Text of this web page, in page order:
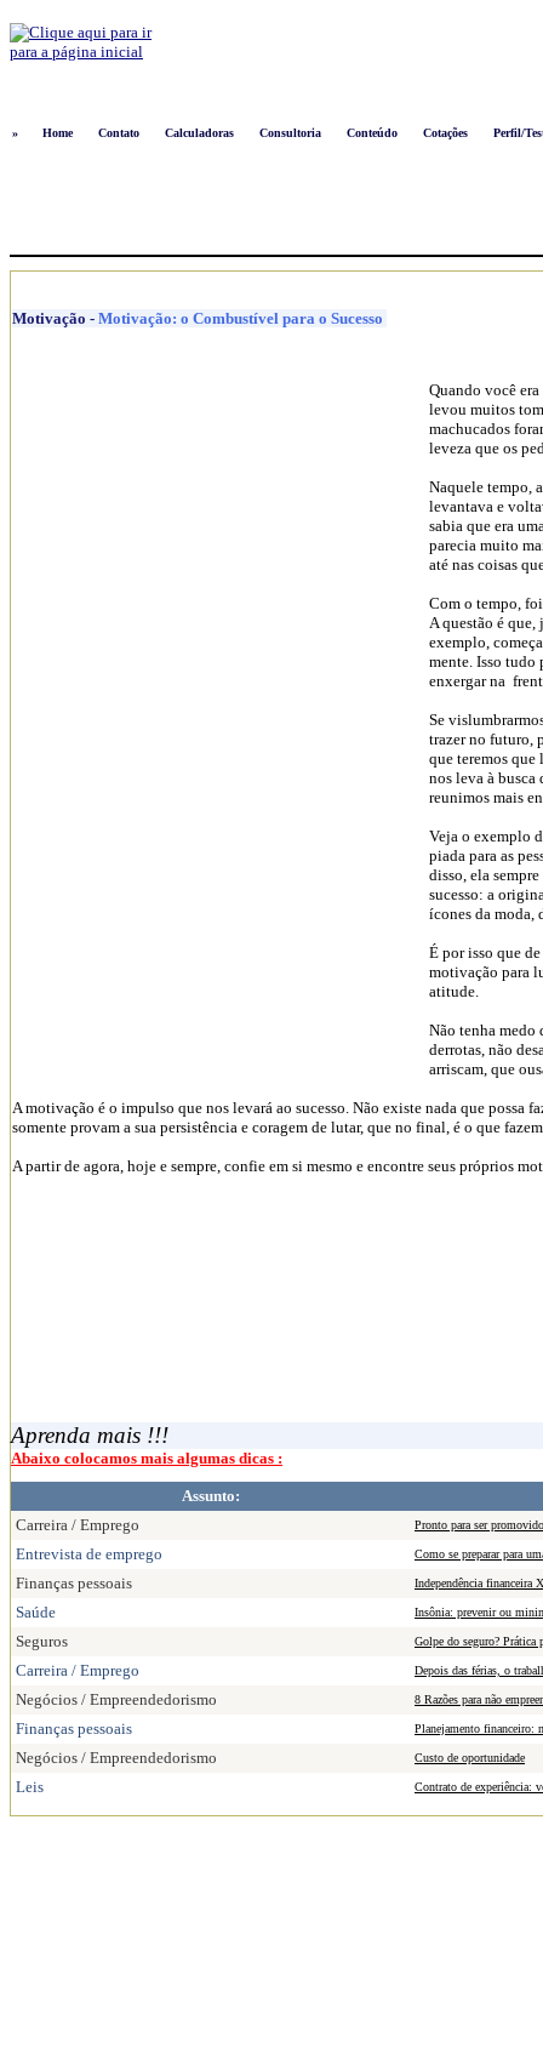
»
Home Contato Calculadoras Consultoria Conteúdo Cotações Perfil/
Motivação - Motivação: o Combustível para o Sucesso
Quando você
levou muitos
machucados
leveza que os
Naquele tempo,
levantava e
sabia que era
parecia muito
até nas coisas
Com o tempo,
A questão é
exemplo,
mente. Isso tudo
enxergar na
Se
trazer no futuro,
que teremos
nos leva à
reunimos mais
Veja o exemplo
piada para as
disso, ela
sucesso: a
ícones da moda,
É por isso que
motivação para
atitude.
Não tenha medo
derrotas, não
arriscam, que
A motivação é o impulso que nos levará ao sucesso. Não existe nada que possa
somente provam a sua persistência e coragem de lutar, que no final, é o que
A partir de agora, hoje e sempre, confie em si mesmo e encontre seus próprios
Aprenda mais !!!
Abaixo colocamos mais algumas dicas :
Assunto:
Carreira / Emprego
Pronto para ser
Entrevista de emprego Como se preparar para
Finanças pessoais Independência financeira
Saúde Insônia: prevenir ou
Seguros Golpe do seguro? Prática
Carreira / Emprego Depois das férias, o
Negócios / Empreendedorismo 8 Razões para não
Finanças pessoais Planejamento financeiro:
Negócios / Empreendedorismo Custo de oportunidade
Leis Contrato de experiência: